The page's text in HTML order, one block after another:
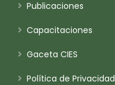
Publicaciones
Capacitaciones
Gaceta CIES
Política de Privacidad